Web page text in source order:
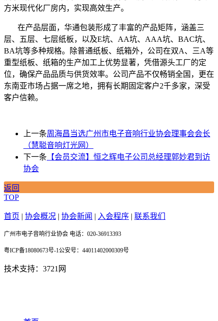
方米现代化厂房内，实现高效生产。
在产品层面，华通包装形成了丰富的产品矩阵，涵盖三
层、五层、七层纸板，以及E坑、AA坑、AAA坑、BAC坑、
BA坑等多种规格。除普通纸板、纸箱外，公司在双A、三A等
重型纸板、纸箱的生产加工上优势显著，凭借源头工厂的定
位，确保产品品质与供货效率。公司产品不仅畅销全国，更在
东南亚市场占据一席之地，拥有长期固定客户2千多家，深受
客户信赖。
上一条周海昌当选广州市电子音响行业协会理事会会长
（慧聪音响灯光网）
下一条 【会员交流】恒之辉电子公司总经理郭妙君到访
协会
返回
TOP
首页 | 协会概况 | 协会新闻 | 入会程序 | 联系我们
广州市电子音响行业协会 电话：020-36913393
粤ICP备18080673号-1公安号：44011402000309号
技术支持：3721网